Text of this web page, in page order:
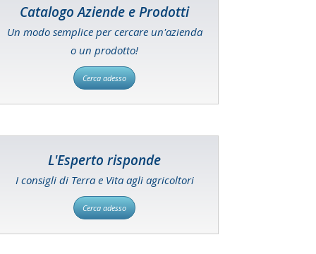
Catalogo Aziende e Prodotti
Un modo semplice per cercare un'azienda
o un prodotto!
Cerca adesso
L'Esperto risponde
I consigli di Terra e Vita agli agricoltori
Cerca adesso